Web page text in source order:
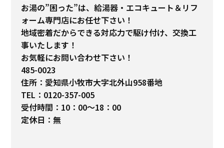
お湯の”困った”は、給湯器・エコキュート＆リフ
ォーム専門店にお任せ下さい！
地域密着だからできる対応力で駆け付け、交換工
事いたします！
お気軽にお問い合わせ下さい！
485-0023
住所：愛知県小牧市大字北外山958番地
TEL：0120-357-005
受付時間：10：00～18：00
定休日：無